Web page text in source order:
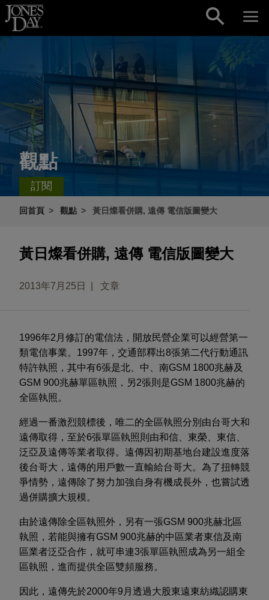
Skip to content
觀點
訂閱
回首頁 觀點 黃日燦看併購, 遠傳 電信版圖變大
黃日燦看併購, 遠傳 電信版圖變大
2013年7月25日 文章
1996年2月修訂的電信法，開放民營企業可以經營第一
類電信事業。1997年，交通部釋出8張第二代行動通訊
特許執照，其中有6張是北、中、南GSM 1800兆赫及
GSM 900兆赫單區執照，另2張則是GSM 1800兆赫的
全區執照。
經過一番激烈競標後，唯二的全區執照分別由台哥大和
遠傳取得，至於6張單區執照則由和信、東榮、東信、
泛亞及遠傳等業者取得。遠傳因初期基地台建設進度落
後台哥大，遠傳的用戶數一直輸給台哥大。為了扭轉競
爭情勢，遠傳除了努力加強自身有機成長外，也嘗試透
過併購擴大規模。
由於遠傳除全區執照外，另有一張GSM 900兆赫北區
執照，若能與擁有GSM 900兆赫的中區業者東信及南
區業者泛亞合作，就可串連3張單區執照成為另一組全
區執照，進而提供全區雙頻服務。
因此，遠傳先於2000年9月透過大股東遠東紡織認購東